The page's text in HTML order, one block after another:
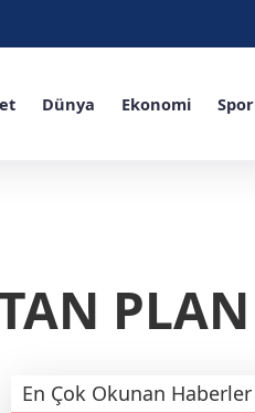
Dünya Ekonomi Spor
PLAN
En Çok Okunan Haberler